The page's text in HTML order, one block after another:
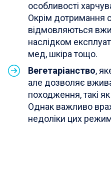
особливості
Окрім дотримання
відмовляються
наслідком
мед, шкіра тощо.
Вегетаріанство,
але дозволяє
походження, такі
Однак важливо
недоліки цих